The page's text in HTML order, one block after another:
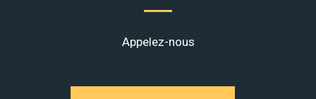
Appelez-nous